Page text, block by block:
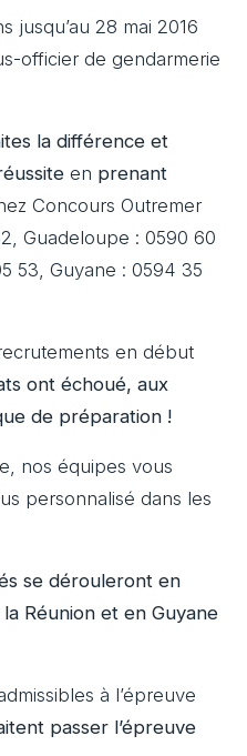
jusqu’au 28 mai 2016
officier de gendarmerie
la différence et
en prenant
Concours Outremer
Guadeloupe : 0590 60
53, Guyane : 0594 35
en début
ont échoué, aux
de préparation !
nos équipes vous
personnalisé dans les
se dérouleront en
Réunion et en Guyane
à l’épreuve
passer l’épreuve